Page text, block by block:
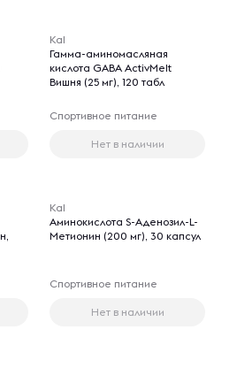
Kal
Гамма-аминомасляная
кислота GABA ActivMelt
Вишня (25 мг), 120 табл
Спортивное питание
Нет в наличии
Kal
Аминокислота S-Аденозил-L-
Метионин (200 мг), 30 капсул
Спортивное питание
Нет в наличии